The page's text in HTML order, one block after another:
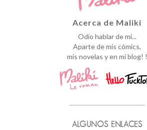
Acerca de Maliki
Odio hablar de mi...
Aparte de mis cómics,
mis novelas y en mi blog! !
ALGUNOS ENLACES